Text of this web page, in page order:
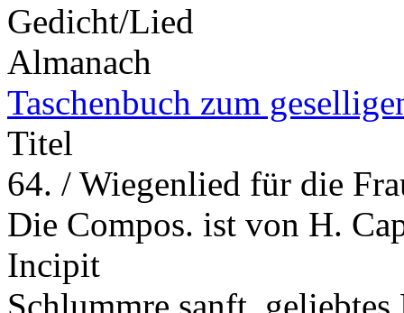
Gedicht/Lied
Almanach
Taschenbuch zum
Titel
64. / Wiegenlied für die
Die Compos. ist von H.
Incipit
Schlummre sanft,